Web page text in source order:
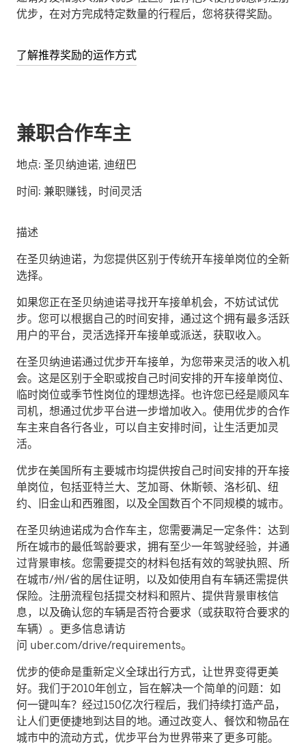
优步，在对方完成特定数量的行程后，您将获得奖励。
了解推荐奖励的运作方式
兼职合作车主
地点: 圣贝纳迪诺, 迪纽巴
时间: 兼职赚钱，时间灵活
描述
在圣贝纳迪诺，为您提供区别于传统开车接单岗位的全新
选择。
如果您正在圣贝纳迪诺寻找开车接单机会，不妨试试优
步。您可以根据自己的时间安排，通过这个拥有最多活跃
用户的平台，灵活选择开车接单或派送，获取收入。
在圣贝纳迪诺通过优步开车接单，为您带来灵活的收入机
会。这是区别于全职或按自己时间安排的开车接单岗位、
临时岗位或季节性岗位的理想选择。也许您已经是顺风车
司机，想通过优步平台进一步增加收入。使用优步的合作
车主来自各行各业，可以自主安排时间，让生活更加灵
活。
优步在美国所有主要城市均提供按自己时间安排的开车接
单岗位，包括亚特兰大、芝加哥、休斯顿、洛杉矶、纽
约、旧金山和西雅图，以及全国数百个不同规模的城市。
在圣贝纳迪诺成为合作车主，您需要满足一定条件：达到
所在城市的最低驾龄要求，拥有至少一年驾驶经验，并通
过背景审核。您需要提交的材料包括有效的驾驶执照、所
在城市/州/省的居住证明，以及如使用自有车辆还需提供
保险。注册流程包括提交材料和照片、提供背景审核信
息，以及确认您的车辆是否符合要求（或获取符合要求的
车辆）。更多信息请访
问 uber.com/drive/requirements。
优步的使命是重新定义全球出行方式，让世界变得更美
好。我们于2010年创立，旨在解决一个简单的问题：如
何一键叫车？经过150亿次行程后，我们持续打造产品，
让人们更便捷地到达目的地。通过改变人、餐饮和物品在
城市中的流动方式，优步平台为世界带来了更多可能。